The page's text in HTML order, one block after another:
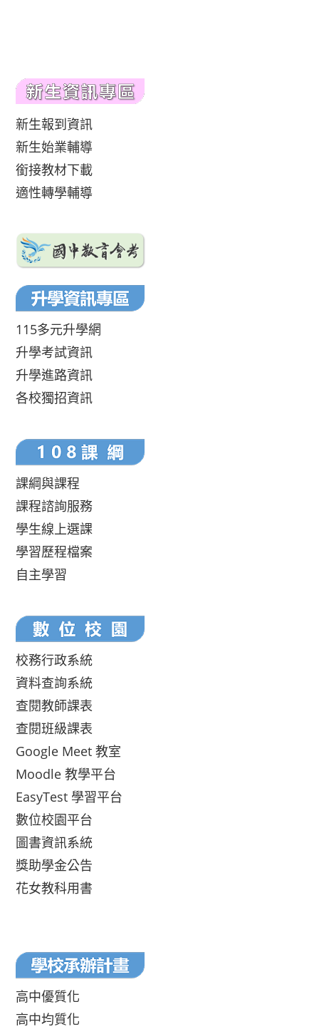
新生報到資訊
新生始業輔導
銜接教材下載
適性轉學輔導
115多元升學網
升學考試資訊
升學進路資訊
各校獨招資訊
課綱與課程
課程諮詢服務
學生線上選課
學習歷程檔案
自主學習
校務行政系統
資料查詢系統
查閱教師課表
查閱班級課表
Google Meet 教室
Moodle 教學平台
EasyTest 學習平台
數位校園平台
圖書資訊系統
獎助學金公告
花女教科用書
高中優質化
高中均質化